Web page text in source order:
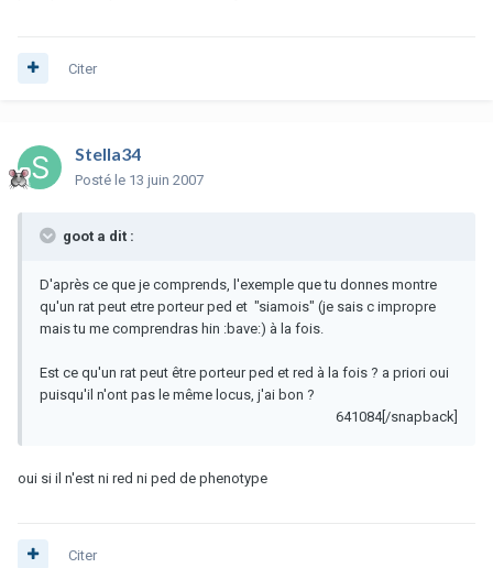
Citer
Stella34
Posté le 13 juin 2007
goot a dit :
D'après ce que je comprends, l'exemple que tu donnes montre
qu'un rat peut etre porteur ped et "siamois" (je sais c impropre
mais tu me comprendras hin :bave:) à la fois.
Est ce qu'un rat peut être porteur ped et red à la fois ? a priori oui
puisqu'il n'ont pas le même locus, j'ai bon ?
641084[/snapback]
oui si il n'est ni red ni ped de phenotype
Citer